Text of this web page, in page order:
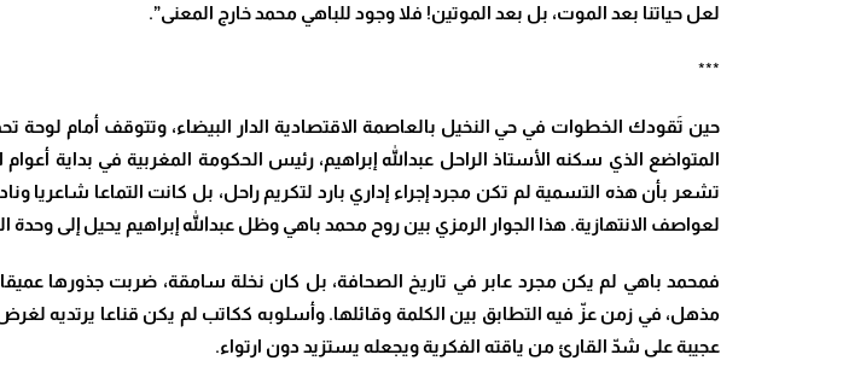
لعل حياتنا بعد الموت، بل بعد الموتين! فلا وجود للباهي محمد خارج المعنى”.
***
حين تَقودك الخطوات في حي النخيل بالعاصمة الاقتصادية الدار البيضاء، وتتوقف أمام
المتواضع الذي سكنه الأستاذ الراحل عبدالله إبراهيم، رئيس الحكومة المغربية في بداية
تشعر بأن هذه التسمية لم تكن مجرد إجراء إداري بارد لتكريم راحل، بل كانت التماعا شاعريا
لعواصف الانتهازية. هذا الجوار الرمزي بين روح محمد باهي وظل عبدالله إبراهيم يحيل إلى وحدة
فمحمد باهي لم يكن مجرد عابر في تاريخ الصحافة، بل كان نخلة سامقة، ضربت جذورها
مذهل، في زمن عزّ فيه التطابق بين الكلمة وقائلها. وأسلوبه ككاتب لم يكن قناعا
عجيبة على شدّ القارئ من ياقته الفكرية ويجعله يستزيد دون ارتواء.